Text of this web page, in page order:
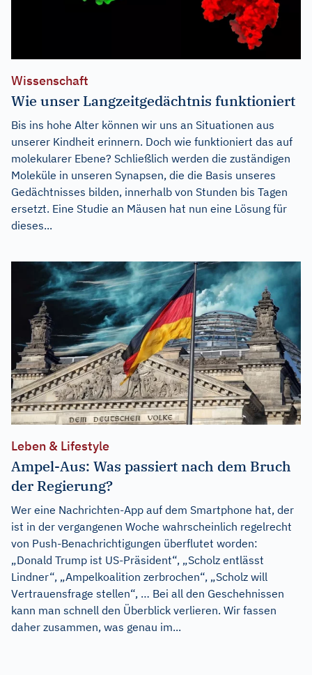
Wissenschaft
Wie unser Langzeitgedächtnis funktioniert
Bis ins hohe Alter können wir uns an Situationen aus
unserer Kindheit erinnern. Doch wie funktioniert das auf
molekularer Ebene? Schließlich werden die zuständigen
Moleküle in unseren Synapsen, die die Basis unseres
Gedächtnisses bilden, innerhalb von Stunden bis Tagen
ersetzt. Eine Studie an Mäusen hat nun eine Lösung für
dieses...
Leben & Lifestyle
Ampel-Aus: Was passiert nach dem Bruch
der Regierung?
Wer eine Nachrichten-App auf dem Smartphone hat, der
ist in der vergangenen Woche wahrscheinlich regelrecht
von Push-Benachrichtigungen überflutet worden:
„Donald Trump ist US-Präsident“, „Scholz entlässt
Lindner“, „Ampelkoalition zerbrochen“, „Scholz will
Vertrauensfrage stellen“, … Bei all den Geschehnissen
kann man schnell den Überblick verlieren. Wir fassen
daher zusammen, was genau im...